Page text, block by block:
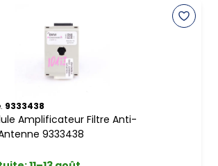
9333438
Amplificateur Filtre Anti-
9333438